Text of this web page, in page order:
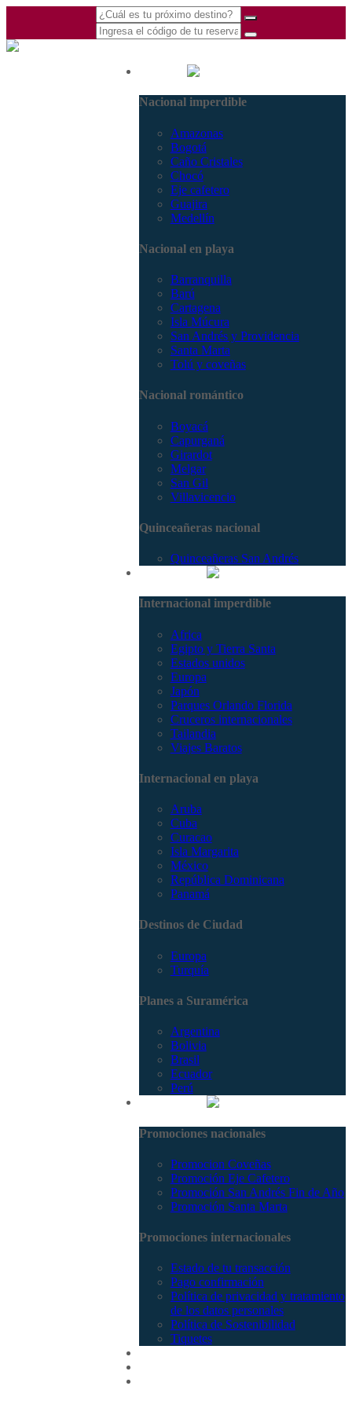
Nacional imperdible
Amazonas
Bogotá
Caño Cristales
Chocó
Eje cafetero
Guajira
Medellín
Nacional en playa
Barranquilla
Barú
Cartagena
Isla Múcura
San Andrés y Providencia
Santa Marta
Tolú y coveñas
Nacional romántico
Boyacá
Capurganá
Girardot
Melgar
San Gil
Villavicencio
Quinceañeras nacional
Quinceañeras San Andrés
Internacional imperdible
Africa
Egipto y Tierra Santa
Estados unidos
Europa
Japón
Parques Orlando Florida
Cruceros internacionales
Tailandia
Viajes Baratos
Internacional en playa
Aruba
Cuba
Curacao
Isla Margarita
México
República Dominicana
Panamá
Destinos de Ciudad
Europa
Turquía
Planes a Suramérica
Argentina
Bolivia
Brasil
Ecuador
Perú
Promociones nacionales
Promocion Coveñas
Promoción Eje Cafetero
Promoción San Andrés Fin de Año
Promoción Santa Marta
Promociones internacionales
Estado de tu transacción
Pago confirmación
Política de privacidad y tratamiento
de los datos personales
Política de Sostenibilidad
Tiquetes